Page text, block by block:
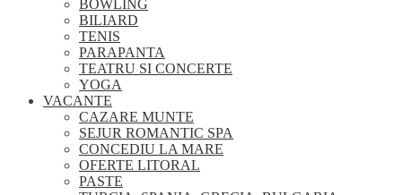
BOWLING
BILIARD
TENIS
PARAPANTA
TEATRU SI CONCERTE
YOGA
VACANTE
CAZARE MUNTE
SEJUR ROMANTIC SPA
CONCEDIU LA MARE
OFERTE LITORAL
PASTE